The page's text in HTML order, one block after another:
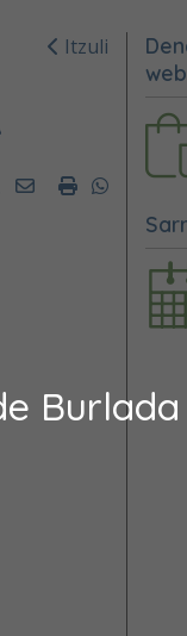
Burlada
Itzuli
TwitterEmailImprimir